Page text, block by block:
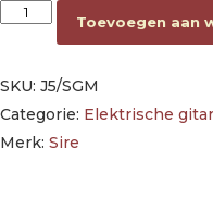
mahogany electric guitar
Toevoegen aan
SKU: J5/SGM
Categorie: Elektrische
Merk: Sire